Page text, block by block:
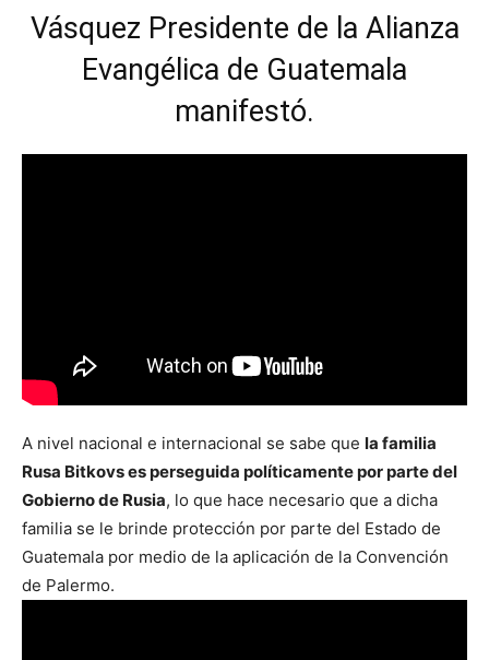
Vásquez Presidente de la Alianza
Evangélica de Guatemala
manifestó.
A nivel nacional e internacional se sabe que la familia
Rusa Bitkovs es perseguida políticamente por parte del
Gobierno de Rusia, lo que hace necesario que a dicha
familia se le brinde protección por parte del Estado de
Guatemala por medio de la aplicación de la Convención
de Palermo.